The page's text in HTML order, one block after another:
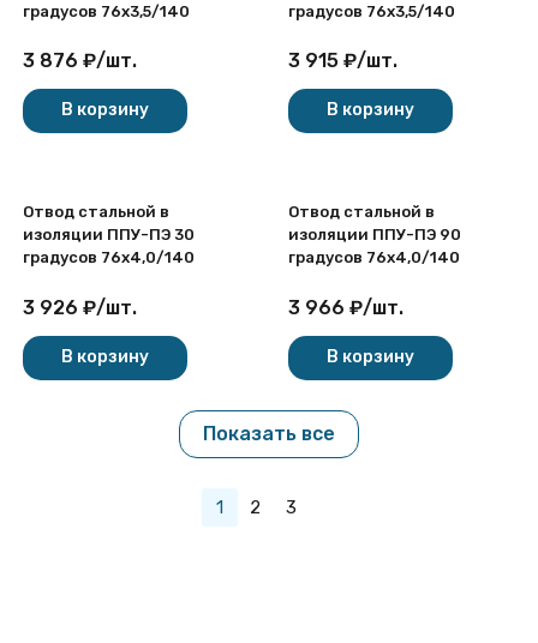
градусов 76х3,5/140
3 876 ₽/шт.
В корзину
градусов 76х3,5/140
3 915 ₽/шт.
В корзину
Отвод стальной в
изоляции ППУ-ПЭ 30
градусов 76х4,0/140
3 926 ₽/шт.
В корзину
Отвод стальной в
изоляции ППУ-ПЭ 90
градусов 76х4,0/140
3 966 ₽/шт.
В корзину
Показать все
1 2 3